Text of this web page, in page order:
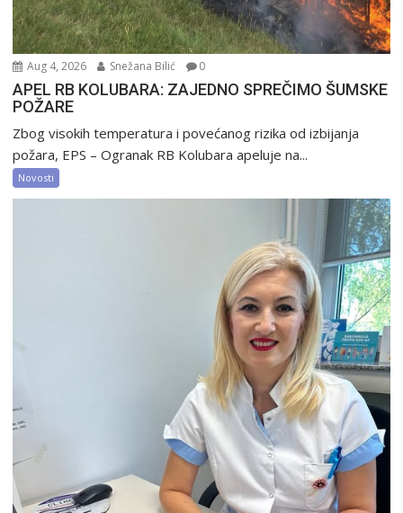
Aug 4, 2026 Snežana Bilić 0
APEL RB KOLUBARA: ZAJEDNO SPREČIMO ŠUMSKE
POŽARE
Zbog visokih temperatura i povećanog rizika od izbijanja
požara, EPS – Ogranak RB Kolubara apeluje na...
Novosti